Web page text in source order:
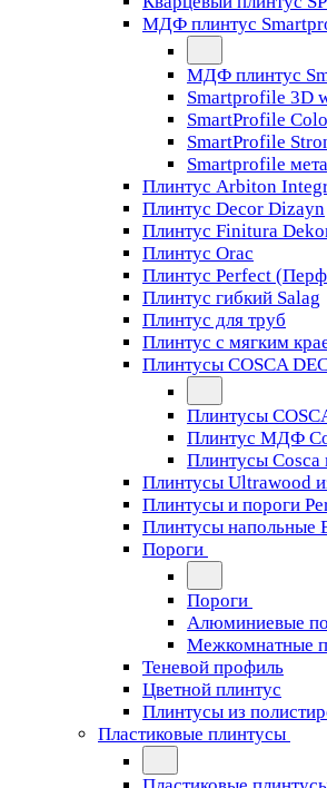
МДФ плинтус
МДФ плинтус
Smartprofile 3D
SmartProfile
SmartProfile
Smartprofile
Плинтус Arbiton
Плинтус Decor Dizayn
Плинтус Finitura
Плинтус Orac
Плинтус Perfect
Плинтус гибкий Salag
Плинтус для труб
Плинтус с мягким
Плинтусы COSCA
Плинтусы
Плинтус МДФ
Плинтусы Cosca
Плинтусы Ultrawood
Плинтусы и пороги
Плинтусы напольные
Пороги
Пороги
Алюминиевые
Межкомнатные
Теневой профиль
Цветной плинтус
Плинтусы из
Пластиковые плинтусы